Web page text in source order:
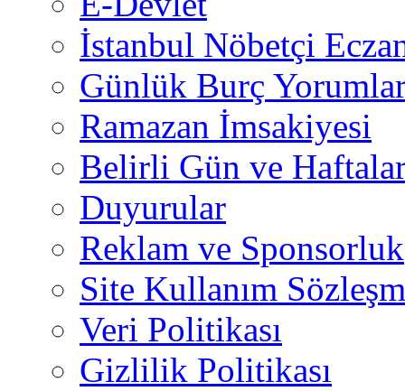
İstanbul Nöbetçi
Günlük Burç
Ramazan İmsakiyesi
Belirli Gün ve
Duyurular
Reklam ve Sponsorluk
Site Kullanım
Veri Politikası
Gizlilik Politikası